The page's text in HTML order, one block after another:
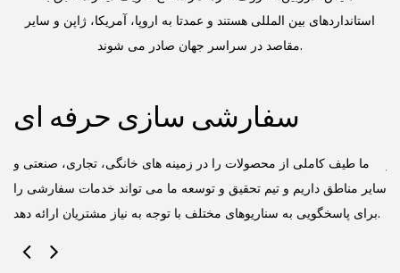
استانداردهای بین المللی هستند و عمدتا به اروپا، آمریکا، ژاپن و سایر
مقاصد در سراسر جهان صادر می شوند.
سفارشی سازی حرفه ای
ما طیف کاملی از محصولات را در زمینه های خانگی، تجاری، صنعتی و
سایر مناطق داریم و تیم تحقیق و توسعه ما می تواند خدمات سفارشی را
برای پاسخگویی به سناریوهای مختلف با توجه به نیاز مشتریان ارائه دهد.